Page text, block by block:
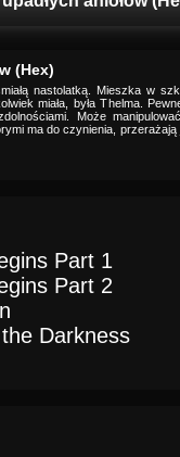
(Hex)
nastolatką. Mieszka w
miała, była Thelma.
Może
ma do czynienia,
Part 1
Part 2
Darkness